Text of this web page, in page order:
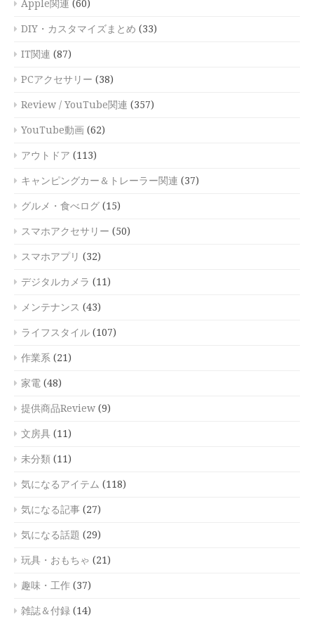
Apple関連 (60)
DIY・カスタマイズまとめ (33)
IT関連 (87)
PCアクセサリー (38)
Review / YouTube関連 (357)
YouTube動画 (62)
アウトドア (113)
キャンピングカー＆トレーラー関連 (37)
グルメ・食べログ (15)
スマホアクセサリー (50)
スマホアプリ (32)
デジタルカメラ (11)
メンテナンス (43)
ライフスタイル (107)
作業系 (21)
家電 (48)
提供商品Review (9)
文房具 (11)
未分類 (11)
気になるアイテム (118)
気になる記事 (27)
気になる話題 (29)
玩具・おもちゃ (21)
趣味・工作 (37)
雑誌＆付録 (14)